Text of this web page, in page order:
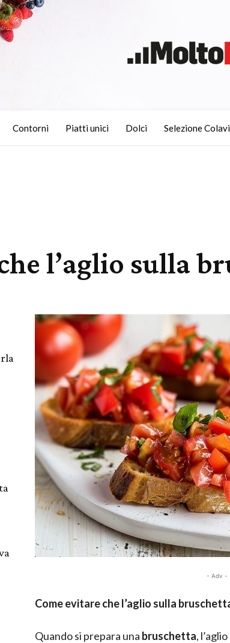
Contorni Piatti unici Dolci Selezione
l’aglio sulla
- Adv -
Come evitare che l’aglio sulla
Quando si prepara una bruschetta,